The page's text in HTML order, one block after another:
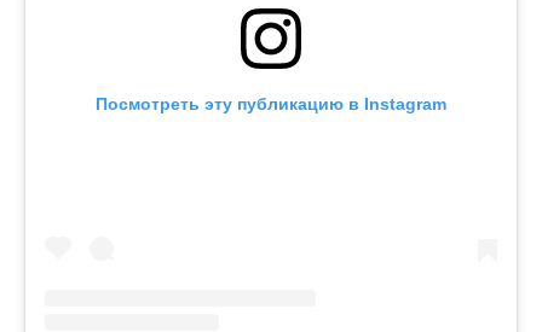
Посмотреть эту публикацию в Instagram